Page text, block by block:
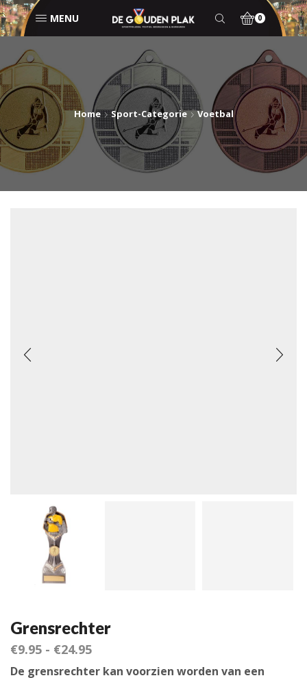
MENU 0
Home Sport-Categorie Voetbal
Grensrechter
€9.95 - €24.95
De grensrechter kan voorzien worden van een